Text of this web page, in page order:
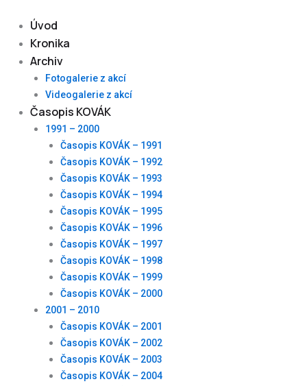
content
Úvod
Kronika
Archiv
Fotogalerie z akcí
Videogalerie z akcí
Časopis KOVÁK
1991 – 2000
Časopis KOVÁK – 1991
Časopis KOVÁK – 1992
Časopis KOVÁK – 1993
Časopis KOVÁK – 1994
Časopis KOVÁK – 1995
Časopis KOVÁK – 1996
Časopis KOVÁK – 1997
Časopis KOVÁK – 1998
Časopis KOVÁK – 1999
Časopis KOVÁK – 2000
2001 – 2010
Časopis KOVÁK – 2001
Časopis KOVÁK – 2002
Časopis KOVÁK – 2003
Časopis KOVÁK – 2004